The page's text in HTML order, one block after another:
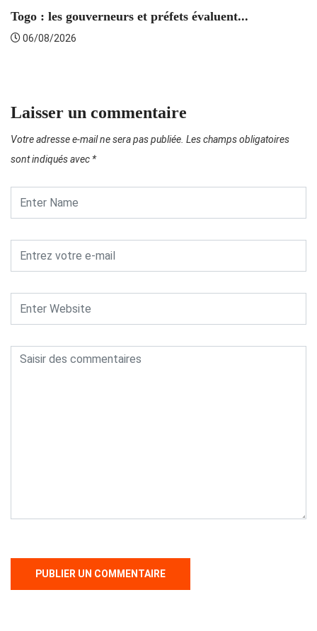
Togo : les gouverneurs et préfets évaluent...
06/08/2026
Laisser un commentaire
Votre adresse e-mail ne sera pas publiée. Les champs obligatoires
sont indiqués avec *